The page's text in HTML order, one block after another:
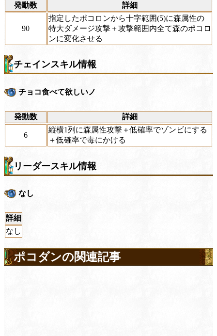
発動数 詳細
90
指定したポコロンから十字範囲(5)に森属性の
特大ダメージ攻撃＋攻撃範囲内全て森のポコロ
ンに変化させる
チェインスキル情報
チョコ食べて欲しいノ
発動数 詳細
6
縦横1列に森属性攻撃＋低確率でゾンビにする
＋低確率で毒にかける
リーダースキル情報
なし
詳細
なし
ポコダンの関連記事